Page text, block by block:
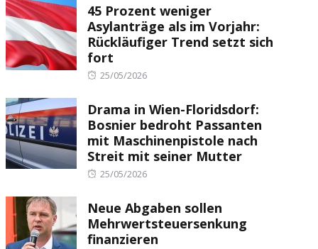
45 Prozent weniger
Asylanträge als im Vorjahr:
Rückläufiger Trend setzt sich
fort
Posted
25/05/2026
Drama in Wien-Floridsdorf:
Bosnier bedroht Passanten
mit Maschinenpistole nach
Streit mit seiner Mutter
Posted
25/05/2026
Neue Abgaben sollen
Mehrwertsteuersenkung
finanzieren